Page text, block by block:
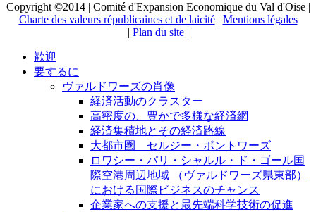
Copyright ©2014 | Comité d'Expansion Economique du Val d'Oise |
Charte des valeurs républicaines et de laicité| Mentions légales
| Plan du site |
歓迎
要するに
ヴァルドワーズの肖像
経済活動のクラスター
高密度の、豊かで多様な経済網
経済集積地とその経済路線
大都市圏 セルジー・ポントワーズ
ロワシー・パリ・シャルル・ド・ゴール国
際空港周辺地域 （ヴァルドワーズ県東部）
における国際ビジネスのチャンス
企業家への支援と最先端科学技術の促進